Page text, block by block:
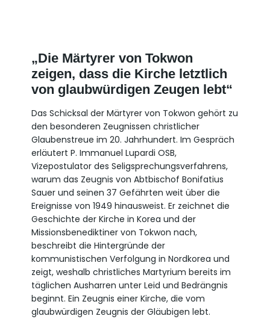
„Die Märtyrer von Tokwon
zeigen, dass die Kirche letztlich
von glaubwürdigen Zeugen lebt“
Das Schicksal der Märtyrer von Tokwon gehört zu
den besonderen Zeugnissen christlicher
Glaubenstreue im 20. Jahrhundert. Im Gespräch
erläutert P. Immanuel Lupardi OSB,
Vizepostulator des Seligsprechungsverfahrens,
warum das Zeugnis von Abtbischof Bonifatius
Sauer und seinen 37 Gefährten weit über die
Ereignisse von 1949 hinausweist. Er zeichnet die
Geschichte der Kirche in Korea und der
Missionsbenediktiner von Tokwon nach,
beschreibt die Hintergründe der
kommunistischen Verfolgung in Nordkorea und
zeigt, weshalb christliches Martyrium bereits im
täglichen Ausharren unter Leid und Bedrängnis
beginnt. Ein Zeugnis einer Kirche, die vom
glaubwürdigen Zeugnis der Gläubigen lebt.